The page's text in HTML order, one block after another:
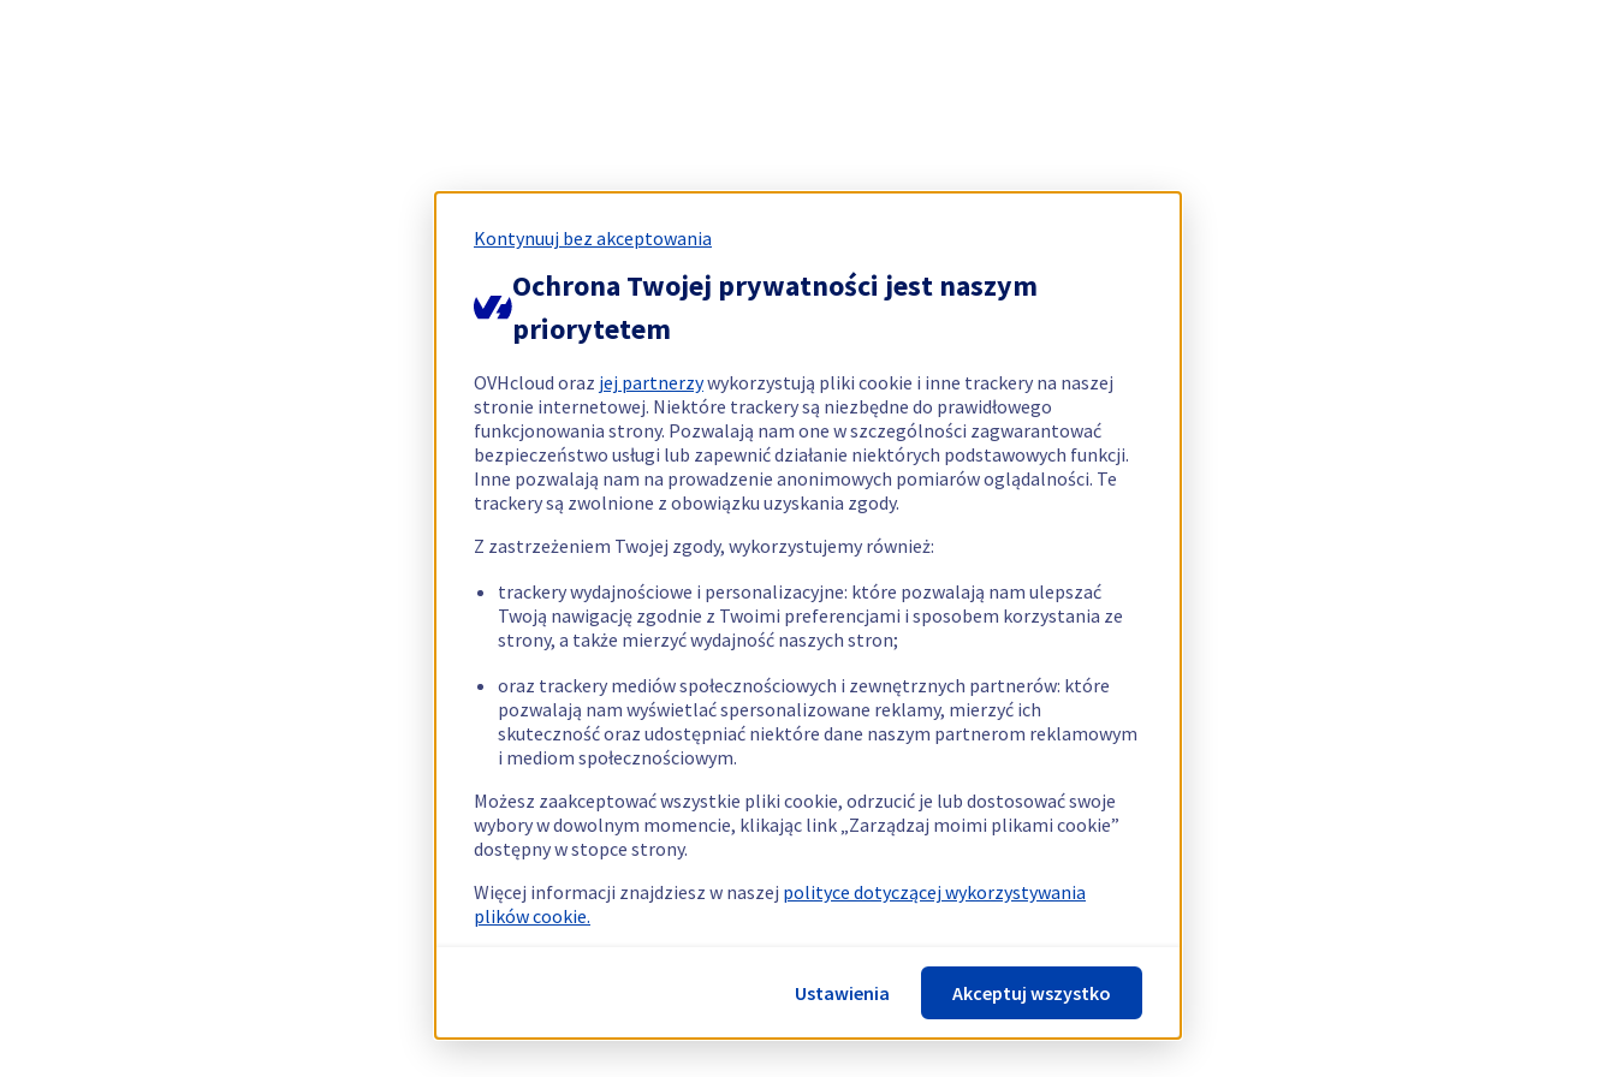
Kontynuuj bez akceptowania
Ochrona Twojej prywatności jest naszym
priorytetem
OVHcloud oraz jej partnerzywykorzystują pliki cookie i inne trackery na naszej
stronie internetowej. Niektóre trackery są niezbędne do prawidłowego
funkcjonowania strony. Pozwalają nam one w szczególności zagwarantować
bezpieczeństwo usługi lub zapewnić działanie niektórych podstawowych funkcji.
Inne pozwalają nam na prowadzenie anonimowych pomiarów oglądalności. Te
trackery są zwolnione z obowiązku uzyskania zgody.
Z zastrzeżeniem Twojej zgody, wykorzystujemy również:
trackery wydajnościowe i personalizacyjne: które pozwalają nam ulepszać
Twoją nawigację zgodnie z Twoimi preferencjami i sposobem korzystania ze
strony, a także mierzyć wydajność naszych stron;
oraz trackery mediów społecznościowych i zewnętrznych partnerów: które
pozwalają nam wyświetlać spersonalizowane reklamy, mierzyć ich
skuteczność oraz udostępniać niektóre dane naszym partnerom reklamowym
i mediom społecznościowym.
Możesz zaakceptować wszystkie pliki cookie, odrzucić je lub dostosować swoje
wybory w dowolnym momencie, klikając link „Zarządzaj moimi plikami cookie”
dostępny w stopce strony.
Więcej informacji znajdziesz w naszej polityce dotyczącej wykorzystywania
plików cookie.
Ustawienia Akceptuj wszystko